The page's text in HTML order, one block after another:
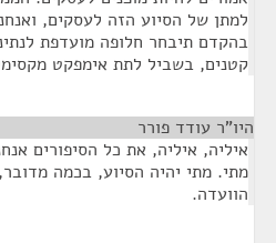
למתן של הסיוע הזה לעסקים,
בהקדם תיבחר חלופה מועדפת
קטנים, בשביל לתת אימפקט
היו"ר עודד פורר
איליה, איליה, את כל הסיפורים
מתי. מתי יהיה הסיוע, בכמה
הוועדה.